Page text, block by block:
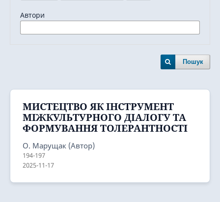
Автори
Пошук
МИСТЕЦТВО ЯК ІНСТРУМЕНТ
МІЖКУЛЬТУРНОГО ДІАЛОГУ ТА
ФОРМУВАННЯ ТОЛЕРАНТНОСТІ
О. Марущак (Автор)
194-197
2025-11-17